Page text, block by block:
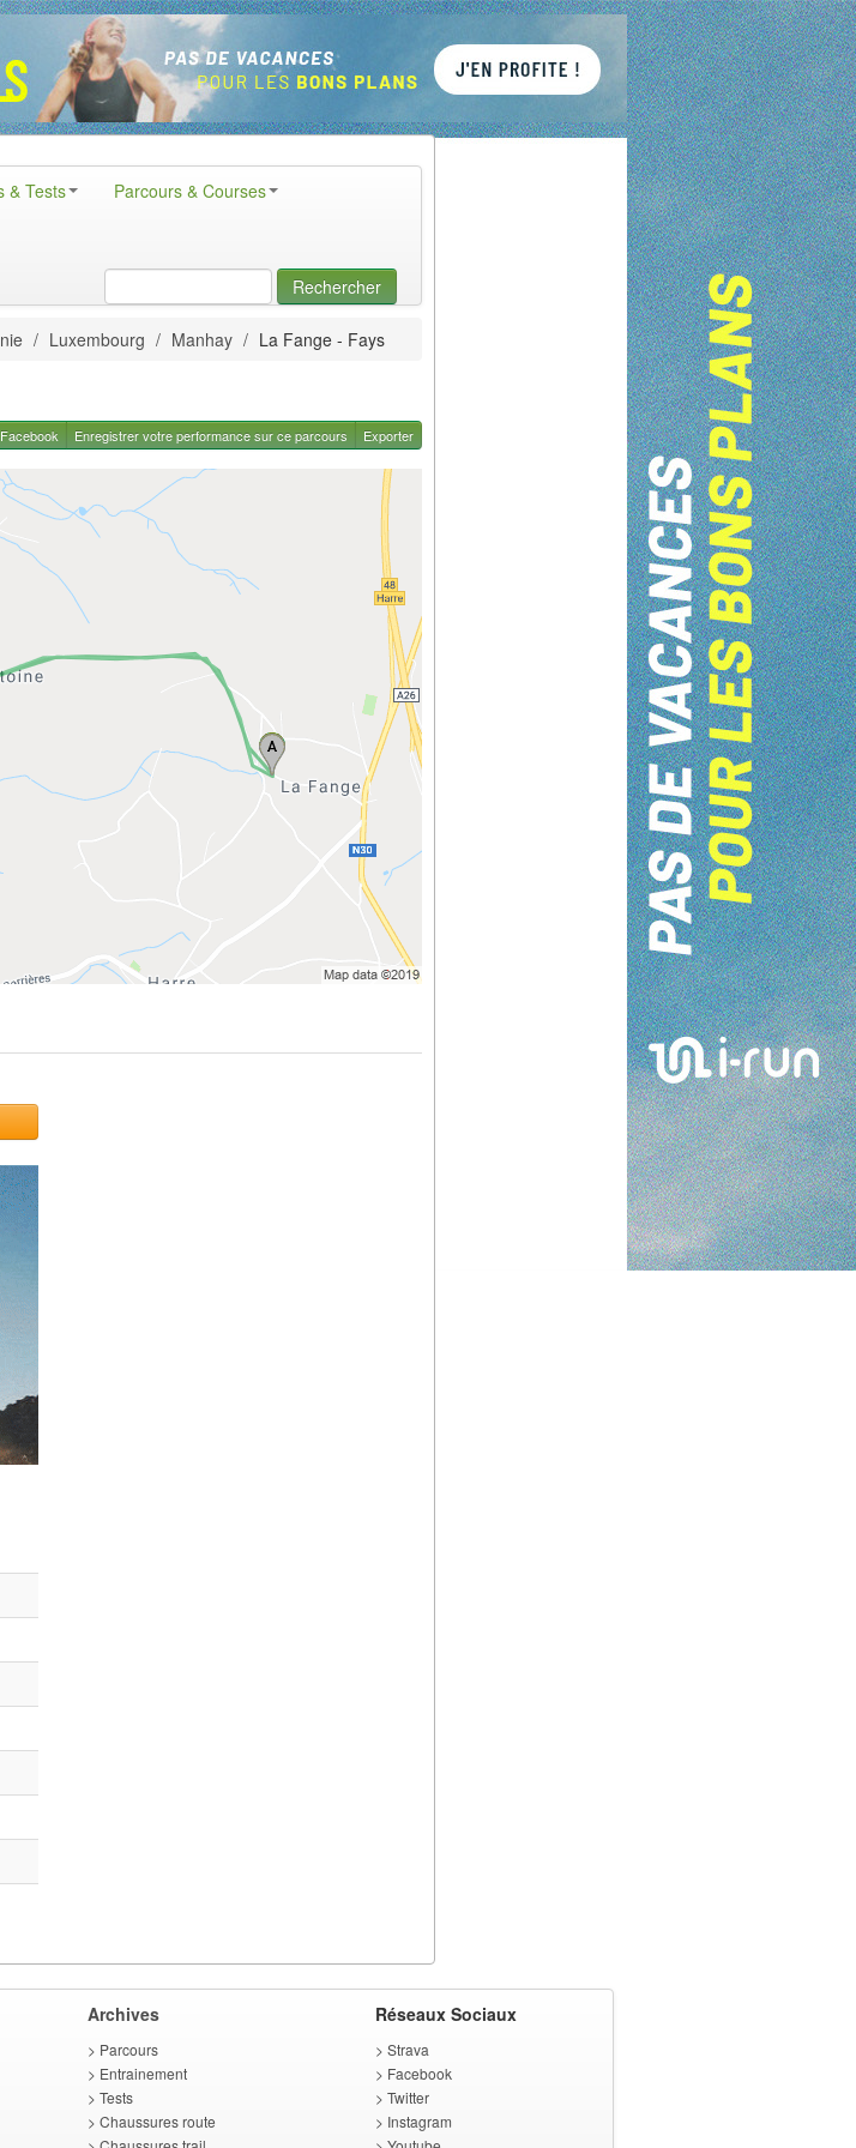
& Tests
Parcours & Courses
Rechercher
/ Luxembourg / Manhay / La Fange - Fays
Enregistrer votre performance sur ce parcours Exporter
Archives
> Parcours
> Entrainement
> Tests
> Chaussures route
Réseaux Sociaux
> Strava
> Facebook
> Twitter
> Instagram